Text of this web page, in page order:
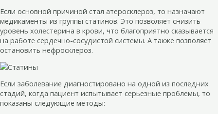
Если основной причиной стал атеросклероз, то назначают
медикаменты из группы статинов. Это позволяет снизить
уровень холестерина в крови, что благоприятно сказывается
на работе сердечно-сосудистой системы. А также позволяет
остановить нефросклероз.
Если заболевание диагностировано на одной из последних
стадий, когда пациент испытывает серьезные проблемы, то
показаны следующие методы: